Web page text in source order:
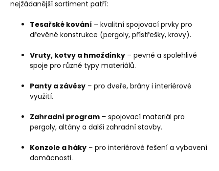
nejžádanější sortiment patří:
Tesařské kování – kvalitní spojovací prvky pro
dřevěné konstrukce (pergoly, přístřešky, krovy).
Vruty, kotvy a hmoždinky – pevné a spolehlivé
spoje pro různé typy materiálů.
Panty a závěsy – pro dveře, brány i interiérové
využití.
Zahradní program – spojovací materiál pro
pergoly, altány a další zahradní stavby.
Konzole a háky – pro interiérové řešení a vybavení
domácnosti.